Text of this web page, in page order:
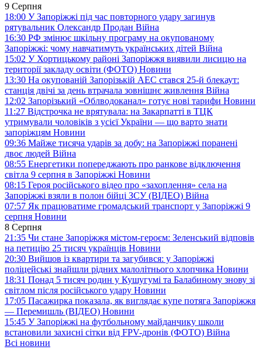
9 Серпня
18:00 У Запоріжжі під час повторного удару загинув
рятувальник Олександр Продан Війна
16:30 РФ змінює шкільну програму на окупованому
Запоріжжі: чому навчатимуть українських дітей Війна
15:02 У Хортицькому районі Запоріжжя виявили лисицю на
території закладу освіти (ФОТО) Новини
13:30 На окупованій Запорізькій АЕС стався 25-й блекаут:
станція двічі за день втрачала зовнішнє живлення Війна
12:02 Запорізький «Облводоканал» готує нові тарифи Новини
11:27 Відстрочка не врятувала: на Закарпатті в ТЦК
утримували чоловіків з усієї України — що варто знати
запоріжцям Новини
09:36 Майже тисяча ударів за добу: на Запоріжжі поранені
двоє людей Війна
08:55 Енергетики попереджають про ранкове відключення
світла 9 серпня в Запоріжжі Новини
08:15 Героя російського відео про «захоплення» села на
Запоріжжі взяли в полон бійці ЗСУ (ВІДЕО) Війна
07:57 Як працюватиме громадський транспорт у Запоріжжі 9
серпня Новини
8 Серпня
21:35 Чи стане Запоріжжя містом-героєм: Зеленський відповів
на петицію 25 тисяч українців Новини
20:30 Вийшов із квартири та загубився: у Запоріжжі
поліцейські знайшли рідних малолітнього хлопчика Новини
18:31 Понад 5 тисяч родин у Кушугумі та Балабиному знову зі
світлом після російського удару Новини
17:05 Пасажирка показала, як виглядає купе потяга Запоріжжя
— Перемишль (ВІДЕО) Новини
15:45 У Запоріжжі на футбольному майданчику школи
встановили захисні сітки від FPV-дронів (ФОТО) Війна
Всі новини